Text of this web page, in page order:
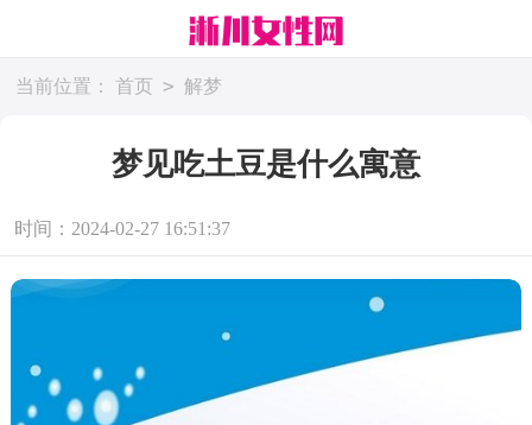
当前位置： 首页 > 解梦
梦见吃土豆是什么寓意
时间：2024-02-27 16:51:37